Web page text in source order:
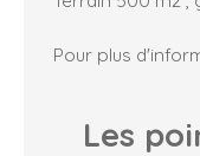
Pour plus
Les